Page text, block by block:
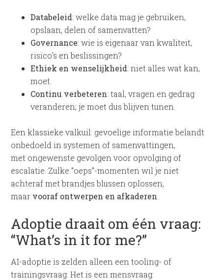
Databeleid: welke data mag je gebruiken,
opslaan, delen of samenvatten?
Governance: wie is eigenaar van kwaliteit,
risico’s en beslissingen?
Ethiek en wenselijkheid: niet alles wat kan,
moet.
Continu verbeteren: taal, vragen en gedrag
veranderen; je moet dus blijven tunen.
Een klassieke valkuil: gevoelige informatie belandt
onbedoeld in systemen of samenvattingen,
met ongewenste gevolgen voor opvolging of
escalatie. Zulke “oeps”-momenten wil je niet
achteraf met brandjes blussen oplossen,
maar vooraf ontwerpen en afkaderen
Adoptie draait om één vraag:
“What’s in it for me?”
AI-adoptie is zelden alleen een tooling- of
trainingsvraag. Het is een mensvraag: